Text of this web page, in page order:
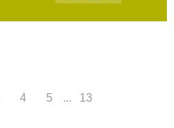
4 5 ... 13